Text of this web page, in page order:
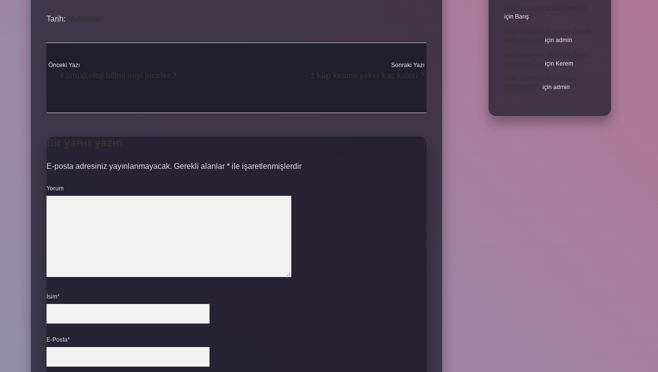
Tarih: Makaleler
Önceki Yazı Sonraki Yazı
E-posta adresiniz yayınlanmayacak. Gerekli alanlar * ile işaretlenmişlerdir
Yorum
İsim*
E-Posta*
için Barış
için admin
için Kerem
için admin